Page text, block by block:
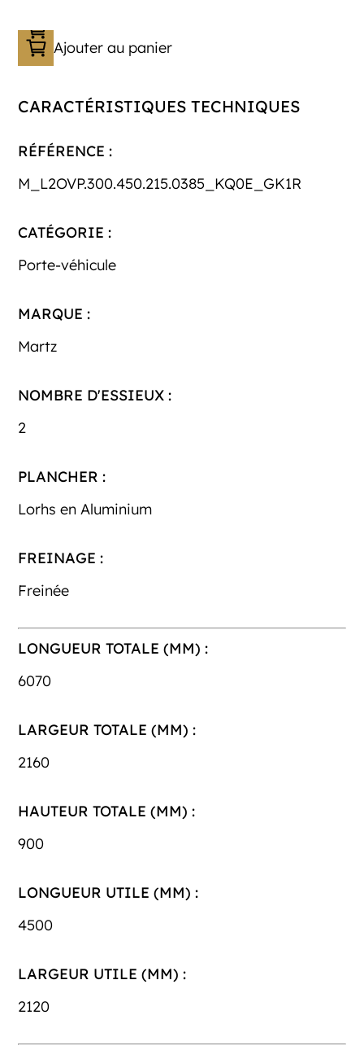
Ajouter au panier
CARACTÉRISTIQUES TECHNIQUES
RÉFÉRENCE :
M_L2OVP.300.450.215.0385_KQ0E_GK1R
CATÉGORIE :
Porte-véhicule
MARQUE :
Martz
NOMBRE D'ESSIEUX :
2
PLANCHER :
Lorhs en Aluminium
FREINAGE :
Freinée
LONGUEUR TOTALE (MM) :
6070
LARGEUR TOTALE (MM) :
2160
HAUTEUR TOTALE (MM) :
900
LONGUEUR UTILE (MM) :
4500
LARGEUR UTILE (MM) :
2120